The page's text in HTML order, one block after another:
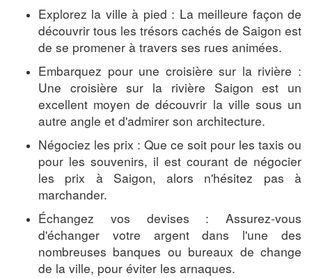
Explorez la ville à pied : La meilleure façon de
découvrir tous les trésors cachés de Saigon est
de se promener à travers ses rues animées.
Embarquez pour une croisière sur la rivière :
Une croisière sur la rivière Saigon est un
excellent moyen de découvrir la ville sous un
autre angle et d'admirer son architecture.
Négociez les prix : Que ce soit pour les taxis ou
pour les souvenirs, il est courant de négocier
les prix à Saigon, alors n'hésitez pas à
marchander.
Échangez vos devises : Assurez-vous
d'échanger votre argent dans l'une des
nombreuses banques ou bureaux de change
de la ville, pour éviter les arnaques.